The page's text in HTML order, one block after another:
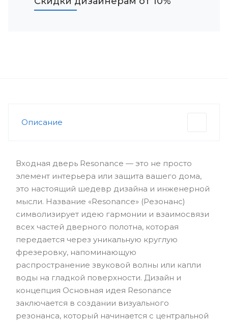
Описание
Входная дверь Resonance — это не просто
элемент интерьера или защита вашего дома,
это настоящий шедевр дизайна и инженерной
мысли. Название «Resonance» (Резонанс)
символизирует идею гармонии и взаимосвязи
всех частей дверного полотна, которая
передается через уникальную круглую
фрезеровку, напоминающую
распространение звуковой волны или капли
воды на гладкой поверхности. Дизайн и
концепция Основная идея Resonance
заключается в создании визуального
резонанса, который начинается с центральной